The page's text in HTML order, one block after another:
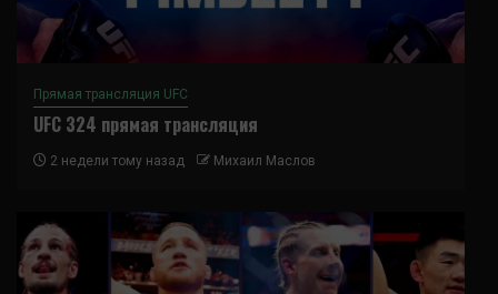
Прямая трансляция UFC
UFC 324 прямая трансляция
2 недели тому назад Михаил Маслов